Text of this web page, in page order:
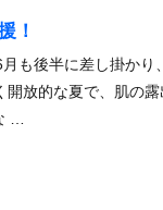
！
も後半に差し掛かり
放的な夏で、肌の露
…